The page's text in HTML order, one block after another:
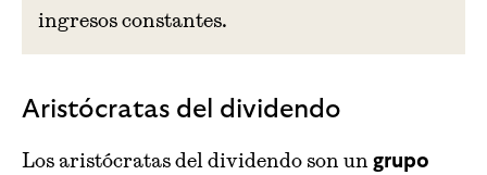
ingresos constantes.
Aristócratas del dividendo
Los aristócratas del dividendo son un grupo